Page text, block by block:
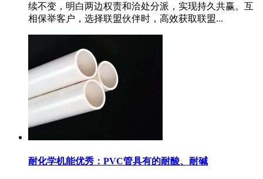
续不变，明白两边权责和洽处分派，实现持久共赢。互
相保举客户，选择联盟伙伴时，高效获取联盟...
耐化学机能优秀：PVC管具有的耐酸、耐碱